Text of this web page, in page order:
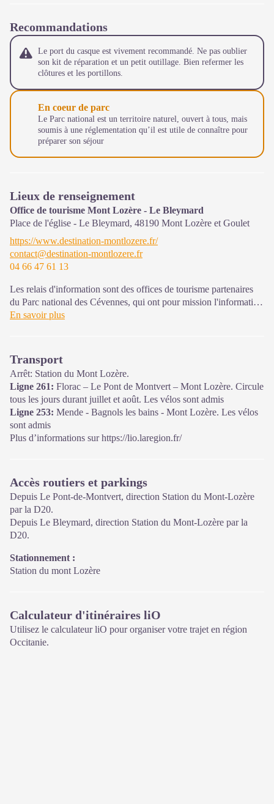
Recommandations
Le port du casque est vivement recommandé. Ne pas oublier
son kit de réparation et un petit outillage. Bien refermer les
clôtures et les portillons.
En coeur de parc
Le Parc national est un territoire naturel, ouvert à tous, mais
soumis à une réglementation qu’il est utile de connaître pour
préparer son séjour
Lieux de renseignement
Office de tourisme Mont Lozère - Le Bleymard
Place de l'église - Le Bleymard, 48190 Mont Lozère et Goulet
https://www.destination-montlozere.fr/
contact@destination-montlozere.fr
04 66 47 61 13
Les relais d'information sont des offices de tourisme partenaires
du Parc national des Cévennes, qui ont pour mission l'information
et la sensibilisation sur l'offre de découverte et d'animation ainsi
En savoir plus
Transport
Arrêt: Station du Mont Lozère.
Ligne 261: Florac – Le Pont de Montvert – Mont Lozère. Circule
tous les jours durant juillet et août. Les vélos sont admis
Ligne 253: Mende - Bagnols les bains - Mont Lozère. Les vélos
sont admis
Plus d’informations sur https://lio.laregion.fr/
Accès routiers et parkings
Depuis Le Pont-de-Montvert, direction Station du Mont-Lozère
par la D20.
Depuis Le Bleymard, direction Station du Mont-Lozère par la
D20.
Stationnement :
Station du mont Lozère
Calculateur d'itinéraires liO
Utilisez le calculateur liO pour organiser votre trajet en région
Occitanie.